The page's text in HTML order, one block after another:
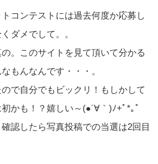
コンテストには過去何度か応募し
ダメでして。。
。このサイトを見て頂いて分かる
もんなんです・・・。
で自分でもビックリ！もしかして
かも！？嬉しい～(●´∀｀)ﾉ+ﾟ*｡ﾟ
認したら写真投稿での当選は2回目